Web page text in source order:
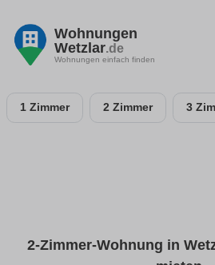
Wohnungen
Wetzlar.de
Wohnungen einfach finden
1 Zimmer 2 Zimmer 3
2-Zimmer-Wohnung in